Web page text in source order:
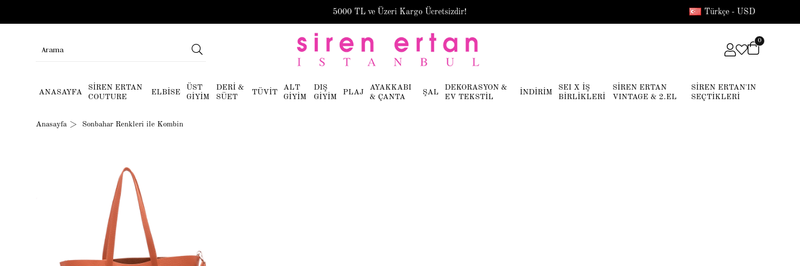
5000 TL ve Üzeri Kargo Ücretsizdir! Türkçe - USD
0
ANASAYFA
SİREN ERTAN
COUTURE
ELBİSE
ÜST
GİYİM
DERİ &
SÜET
TÜVİT
ALT
GİYİM
DIŞ
GİYİM
PLAJ
AYAKKABI
& ÇANTA
ŞAL
DEKORASYON &
EV TEKSTİL
İNDİRİM
SEI X İŞ
BİRLİKLERİ
SİREN ERTAN
VINTAGE & 2.EL
SİREN ERTAN'IN
SEÇTİKLERİ
Anasayfa Sonbahar Renkleri ile Kombin